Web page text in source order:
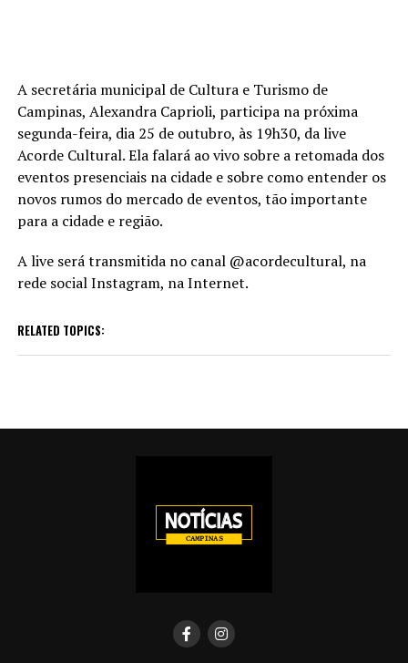
A secretária municipal de Cultura e Turismo de
Campinas, Alexandra Caprioli, participa na próxima
segunda-feira, dia 25 de outubro, às 19h30, da live
Acorde Cultural. Ela falará ao vivo sobre a retomada dos
eventos presenciais na cidade e sobre como entender os
novos rumos do mercado de eventos, tão importante
para a cidade e região.
A live será transmitida no canal @acordecultural, na
rede social Instagram, na Internet.
RELATED TOPICS: